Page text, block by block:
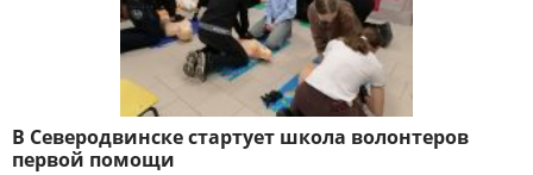
В Северодвинске стартует школа волонтеров
первой помощи